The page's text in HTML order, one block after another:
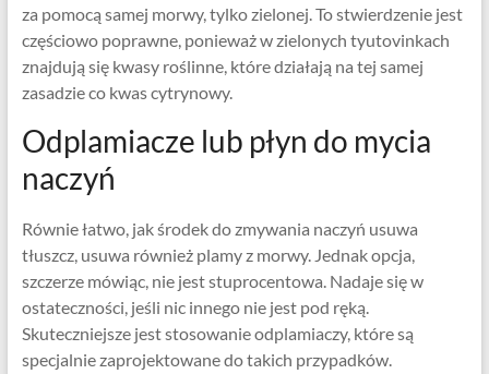
za pomocą samej morwy, tylko zielonej. To stwierdzenie jest
częściowo poprawne, ponieważ w zielonych tyutovinkach
znajdują się kwasy roślinne, które działają na tej samej
zasadzie co kwas cytrynowy.
Odplamiacze lub płyn do mycia
naczyń
Równie łatwo, jak środek do zmywania naczyń usuwa
tłuszcz, usuwa również plamy z morwy. Jednak opcja,
szczerze mówiąc, nie jest stuprocentowa. Nadaje się w
ostateczności, jeśli nic innego nie jest pod ręką.
Skuteczniejsze jest stosowanie odplamiaczy, które są
specjalnie zaprojektowane do takich przypadków.